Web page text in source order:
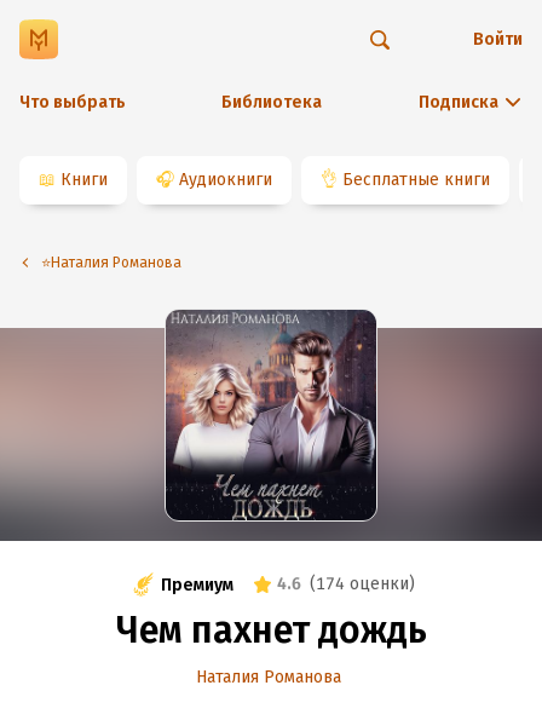
Что выбрать Библиотека Подписка
Войти
📖 Книги 🎧 Аудиокниги 👌 Бесплатные книги
⭐️Наталия Романова
Премиум 4.6 (174 оценки)
Чем пахнет дождь
Наталия Романова